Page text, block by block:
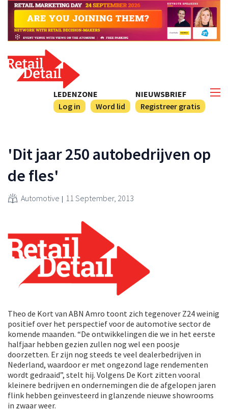
NIEUWSBRIEF
Registreer gratis
LEDENZONE
Log in
Word lid
'Dit jaar 250 autobedrijven op
de fles'
Automotive 11 September, 2013
Theo de Kort van ABN Amro toont zich tegenover Z24 weinig
positief over het perspectief voor de automotive sector de
komende maanden. “De ontwikkelingen die we in het eerste
halfjaar hebben gezien zullen nog wel een poosje
doorzetten. Er zijn nog steeds te veel dealerbedrijven in
Nederland, waardoor er met ongezond lage rendementen
wordt gedraaid”, stelt hij. Volgens De Kort zitten vooral
kleinere bedrijven en ondernemingen die de afgelopen jaren
flink hebben geïnvesteerd in glanzende nieuwe showrooms
in zwaar weer.